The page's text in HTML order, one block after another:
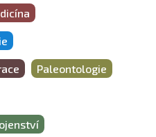
Paleontologie